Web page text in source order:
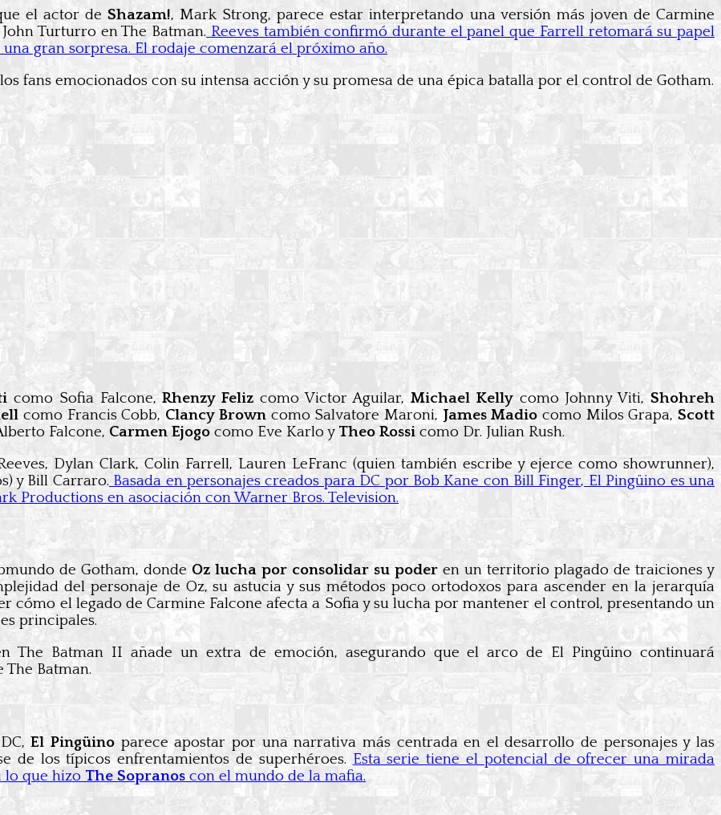
el actor de Shazam!, Mark Strong, parece estar interpretando una versión más joven de Carmine
Turturro en The Batman. Reeves también confirmó durante el panel que Farrell retomará su papel
gran sorpresa. El rodaje comenzará el próximo año.
fans emocionados con su intensa acción y su promesa de una épica batalla por el control de Gotham.
como Sofia Falcone,Rhenzy Feliz como Victor Aguilar,Michael Kellycomo Johnny Viti,Shohreh
como Francis Cobb, Clancy Browncomo Salvatore Maroni, James Madio como Milos Grapa,Scott
Falcone, Carmen Ejogo como Eve Karlo y Theo Rossi como Dr. Julian Rush.
Dylan Clark, Colin Farrell, Lauren LeFranc (quien también escribe y ejerce como showrunner),
y Bill Carraro. Basada en personajes creados para DC por Bob Kane con Bill Finger, El Pingüino es una
Productions en asociación con Warner Bros. Television.
de Gotham, donde Oz lucha por consolidar su poder en un territorio plagado de traiciones y
del personaje de Oz, su astucia y sus métodos poco ortodoxos para ascender en la jerarquía
cómo el legado de Carmine Falcone afecta a Sofia y su lucha por mantener el control, presentando un
principales.
The Batman II añade un extra de emoción, asegurando que el arco de El Pingüino continuará
Batman.
El Pingüino parece apostar por una narrativa más centrada en el desarrollo de personajes y las
de los típicos enfrentamientos de superhéroes. Esta serie tiene el potencial de ofrecer una mirada
lo que hizo The Sopranos con el mundo de la mafia.